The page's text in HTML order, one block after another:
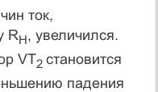
ток,
RН, увеличился.
VT2 становится
падения